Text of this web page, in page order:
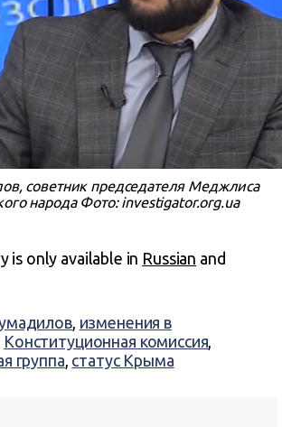
советник председателя Меджлиса
народа Фото: investigator.org.ua
is only available in Russian and
, изменения в
Конституционная комиссия,
группа, статус Крыма